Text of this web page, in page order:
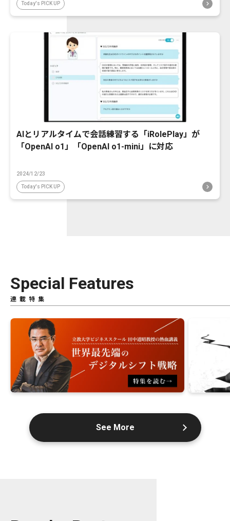
Today's PICK UP
AIとリアルタイムで会話練習する「iRolePlay」が
「OpenAI o1」「OpenAI o1-mini」に対応
2024/12/23
Today's PICK UP
Special Features
連載特集
See More